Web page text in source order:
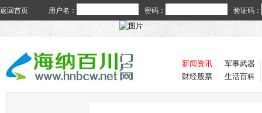
返回首页 用户名： 密码： 验证码：
新闻资讯
财经股票
军事武器
生活百科